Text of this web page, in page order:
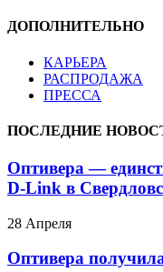
ДОПОЛНИТЕЛЬНО
КАРЬЕРА
РАСПРОДАЖА
ПРЕССА
ПОСЛЕДНИЕ
Оптивера —
D-Link в
28 Апреля
Оптивера